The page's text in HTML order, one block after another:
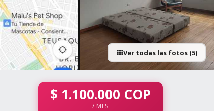
Ver todas las fotos (5)
$ 1.100.000 COP
/ MES